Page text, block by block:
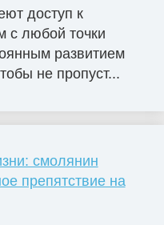
доступ к
с любой точки
развитием
не пропуст...
смолянин
препятствие на